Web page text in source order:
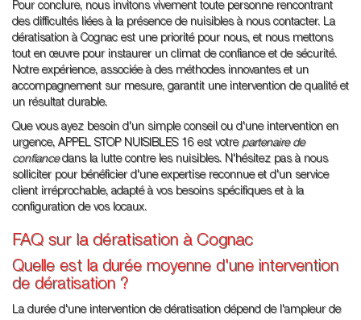
Pour conclure, nous invitons vivement toute personne rencontrant
des difficultés liées à la présence de nuisibles à nous contacter. La
dératisation à Cognac est une priorité pour nous, et nous mettons
tout en œuvre pour instaurer un climat de confiance et de sécurité.
Notre expérience, associée à des méthodes innovantes et un
accompagnement sur mesure, garantit une intervention de qualité et
un résultat durable.
Que vous ayez besoin d'un simple conseil ou d'une intervention en
urgence, APPEL STOP NUISIBLES 16 est votre partenaire de
confiancedans la lutte contre les nuisibles. N'hésitez pas à nous
solliciter pour bénéficier d'une expertise reconnue et d'un service
client irréprochable, adapté à vos besoins spécifiques et à la
configuration de vos locaux.
FAQ sur la dératisation à Cognac
Quelle est la durée moyenne d'une intervention
de dératisation ?
La durée d'une intervention de dératisation dépend de l'ampleur de